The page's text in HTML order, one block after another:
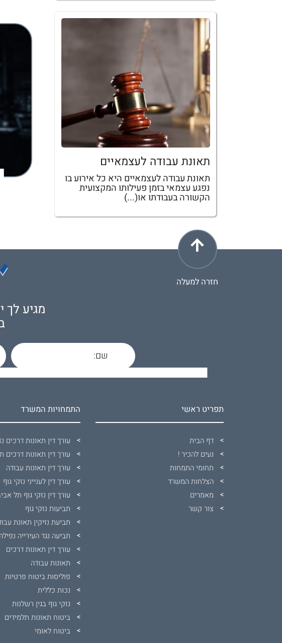
תאונת עבודה לעצמאיים
תאונת עבודה לעצמאיים היא כל אירוע בו
נפגע עצמאי בזמן פעילותו המקצועית
הקשורה בעבודתו או(...)
חזרה למעלה
מגיע
תפריט ראשי
דף הבית
נעים להכיר !
תחומי התמחות
הצלחות המשרד
מאמרים
צור קשר
התמחויות המשרד
עורך דין תאונות דרכים
עורך דין תאונות דרכים
עורך דין תאונות עבודה
עורך דין לענייני נזקי גוף
עורך דין נזקי גוף תל
תביעות נזקי גוף
תביעת נזיקין תאונת
תביעה נגד העירייה
עורך דין תאונות דרכים
תאונות עבודה
פוליסות ביטוח פרטיות
נכות כללית
נזקי גוף בגין רשלנות
ביטוח תאונות תלמידים
ביטוח לאומי